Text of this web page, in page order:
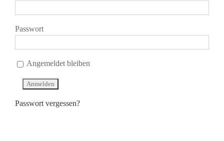
Passwort
Angemeldet bleiben
Passwort vergessen?